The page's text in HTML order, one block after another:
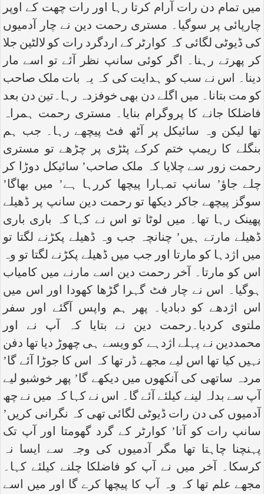
میں تمام دن رات آرام کرتا رہا اور رات چھت کے اوپر
چارپائی پر سوگیا۔ مستری رحمت دین نے چار آدمیوں
کی ڈیوٹی لگائی کہ کوارٹر کے اردگرد رات کو لالٹین جلا
کر پھرتے رہنا۔ اگر کوئی سانپ نظر آئے تو اسے مار
دینا۔ اس نے سب کو ہدایت کی کہ یہ بات ملک صاحب
کو مت بتانا۔ میں اگلے دن بھی خوفزدہ رہا۔تین دن بعد
فاضلکا جانے کا پروگرام بنایا۔ مستری رحمت ہمراہ
تھا لیکن وہ سائیکل پر آٹھ فٹ پیچھے رہا۔ جب ہم
بنگلے کا ریمپ ختم کرکے پٹڑی پر چڑھے تو مستری
رحمت زور سے چلایا کہ ملک صاحب’ سائیکل دوڑا کر
چلے جاؤ’ سانپ تمہارا پیچھا کررہا ہے’ میں بھاگا’
سوگز پیچھے جاکر دیکھا تو رحمت دین سانپ پر ڈھیلے
پھینک رہا تھا۔ میں لوٹا تو اس نے کہا کہ باری باری
ڈھیلے مارتے ہیں’ چنانچہ جب وہ ڈھیلے پکڑنے لگتا تو
میں اژدہا کو مارتا اور جب میں ڈھیلے پکڑنے لگتا تو وہ
اس کو مارتا۔ آخر رحمت دین اسے مارنے میں کامیاب
ہوگیا۔ اس نے چار فٹ گہرا گڑھا کھودا اور اس میں
اس اژدھے کو دبادیا۔ پھر ہم واپس آگئے اور سفر
ملتوی کردیا۔رحمت دین نے بتایا کہ آپ نے اور
محمددین نے پہلے اژدہے کو ویسے ہی چھوڑ دیا تھا دفن
نہیں کیا تھا اس لیے مجھے ڈر تھا کہ اس کا جوڑا آئے گا’
مردہ ساتھی کی آنکھوں میں دیکھے گا’ پھر خوشبو لیے
آپ سے بدلہ لینے کیلئے آئے گا۔ اس نے کہا کہ میں نے چھ
آدمیوں کی دن رات ڈیوٹی لگائی تھی کہ نگرانی کریں’
سانپ رات کو آتا’ کوارٹر کے گرد گھومتا اور آپ تک
پہنچنا چاہتا تھا مگر آدمیوں کی وجہ سے ایسا نہ
کرسکا۔ آخر میں نے آپ کو فاضلکا چلنے کیلئے کہا۔
مجھے علم تھا کہ وہ آپ کا پیچھا کرے گا اور میں اسے